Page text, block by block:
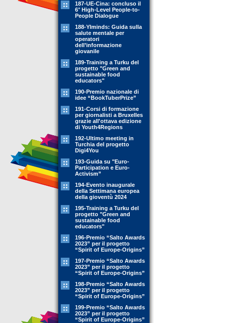
187-UE-Cina: concluso il
6° High-Level People-to-
People Dialogue
188-YIminds: Guida sulla
salute mentale per
operatori
dell’informazione
giovanile
189-Training a Turku del
progetto "Green and
sustainable food
educators"
190-Premio nazionale di
idee “BookTuberPrize”
191-Corsi di formazione
per giornalisti a Bruxelles
grazie all'ottava edizione
di Youth4Regions
192-Ultimo meeting in
Turchia del progetto
Digi4You
193-Guida su "Euro-
Participation e Euro-
Activism”
194-Evento inaugurale
della Settimana europea
della gioventù 2024
195-Training a Turku del
progetto "Green and
sustainable food
educators"
196-Premio “Salto Awards
2023” per il progetto
“Spirit of Europe-Origins”
197-Premio “Salto Awards
2023” per il progetto
“Spirit of Europe-Origins”
198-Premio “Salto Awards
2023” per il progetto
“Spirit of Europe-Origins”
199-Premio “Salto Awards
2023” per il progetto
“Spirit of Europe-Origins”